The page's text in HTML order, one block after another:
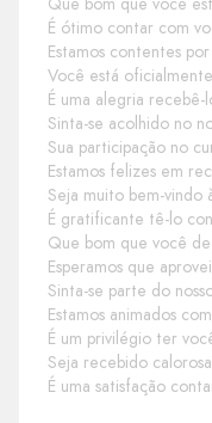
É ótimo contar com
Estamos contentes
Você está
É uma alegria recebê-
Sinta-se acolhido no
Sua participação no
Estamos felizes em
Seja muito bem-vindo
É gratificante tê-lo
Que bom que você
Esperamos que
Sinta-se parte do
Estamos animados
É um privilégio ter
Seja recebido
É uma satisfação